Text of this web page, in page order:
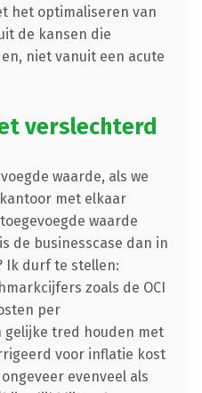
het optimaliseren van
de kansen die
niet vanuit een acute
verslechterd
waarde, als we
met elkaar
waarde
de businesscase dan in
Ik durf te stellen:
zoals de OCI
per
gelijke tred houden met
voor inflatie kost
evenveel als